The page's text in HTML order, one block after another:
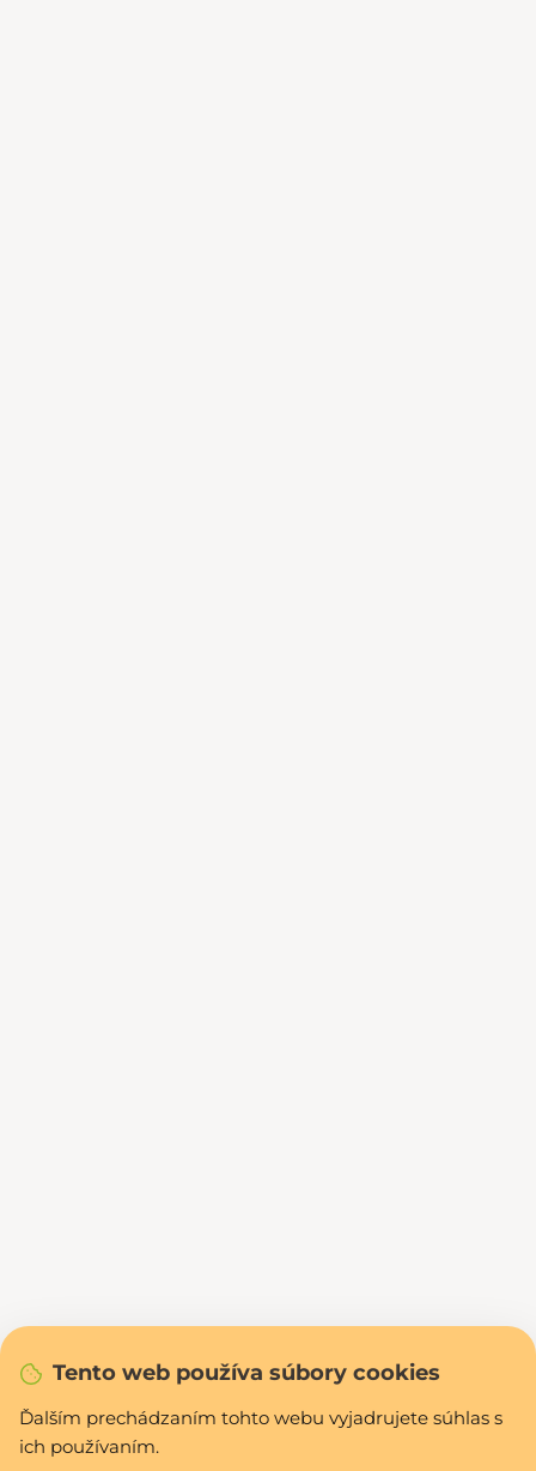
Tento web používa súbory cookies
Ďalším prechádzaním tohto webu vyjadrujete súhlas s
ich používaním.